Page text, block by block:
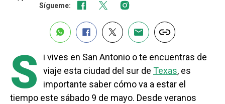
Sígueme:
S
i vives en San Antonio o te encuentras de
viaje esta ciudad del sur de Texas, es
importante saber cómo va a estar el
tiempo este sábado 9 de mayo. Desde veranos